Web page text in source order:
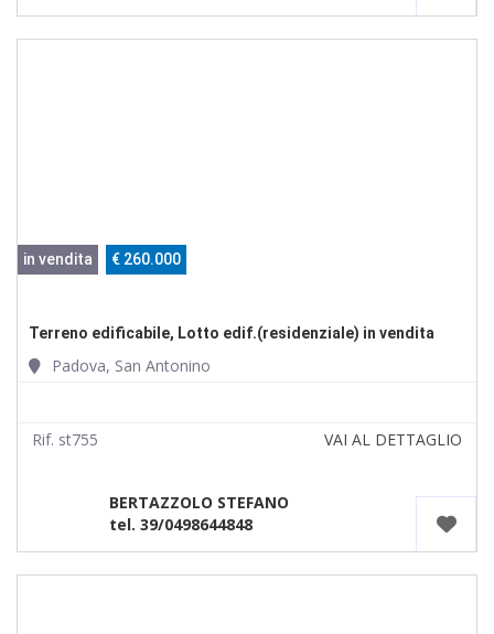
in vendita € 260.000
Terreno edificabile, Lotto edif.(residenziale) in vendita
Padova, San Antonino
Rif. st755 VAI AL DETTAGLIO
BERTAZZOLO STEFANO
tel. 39/0498644848